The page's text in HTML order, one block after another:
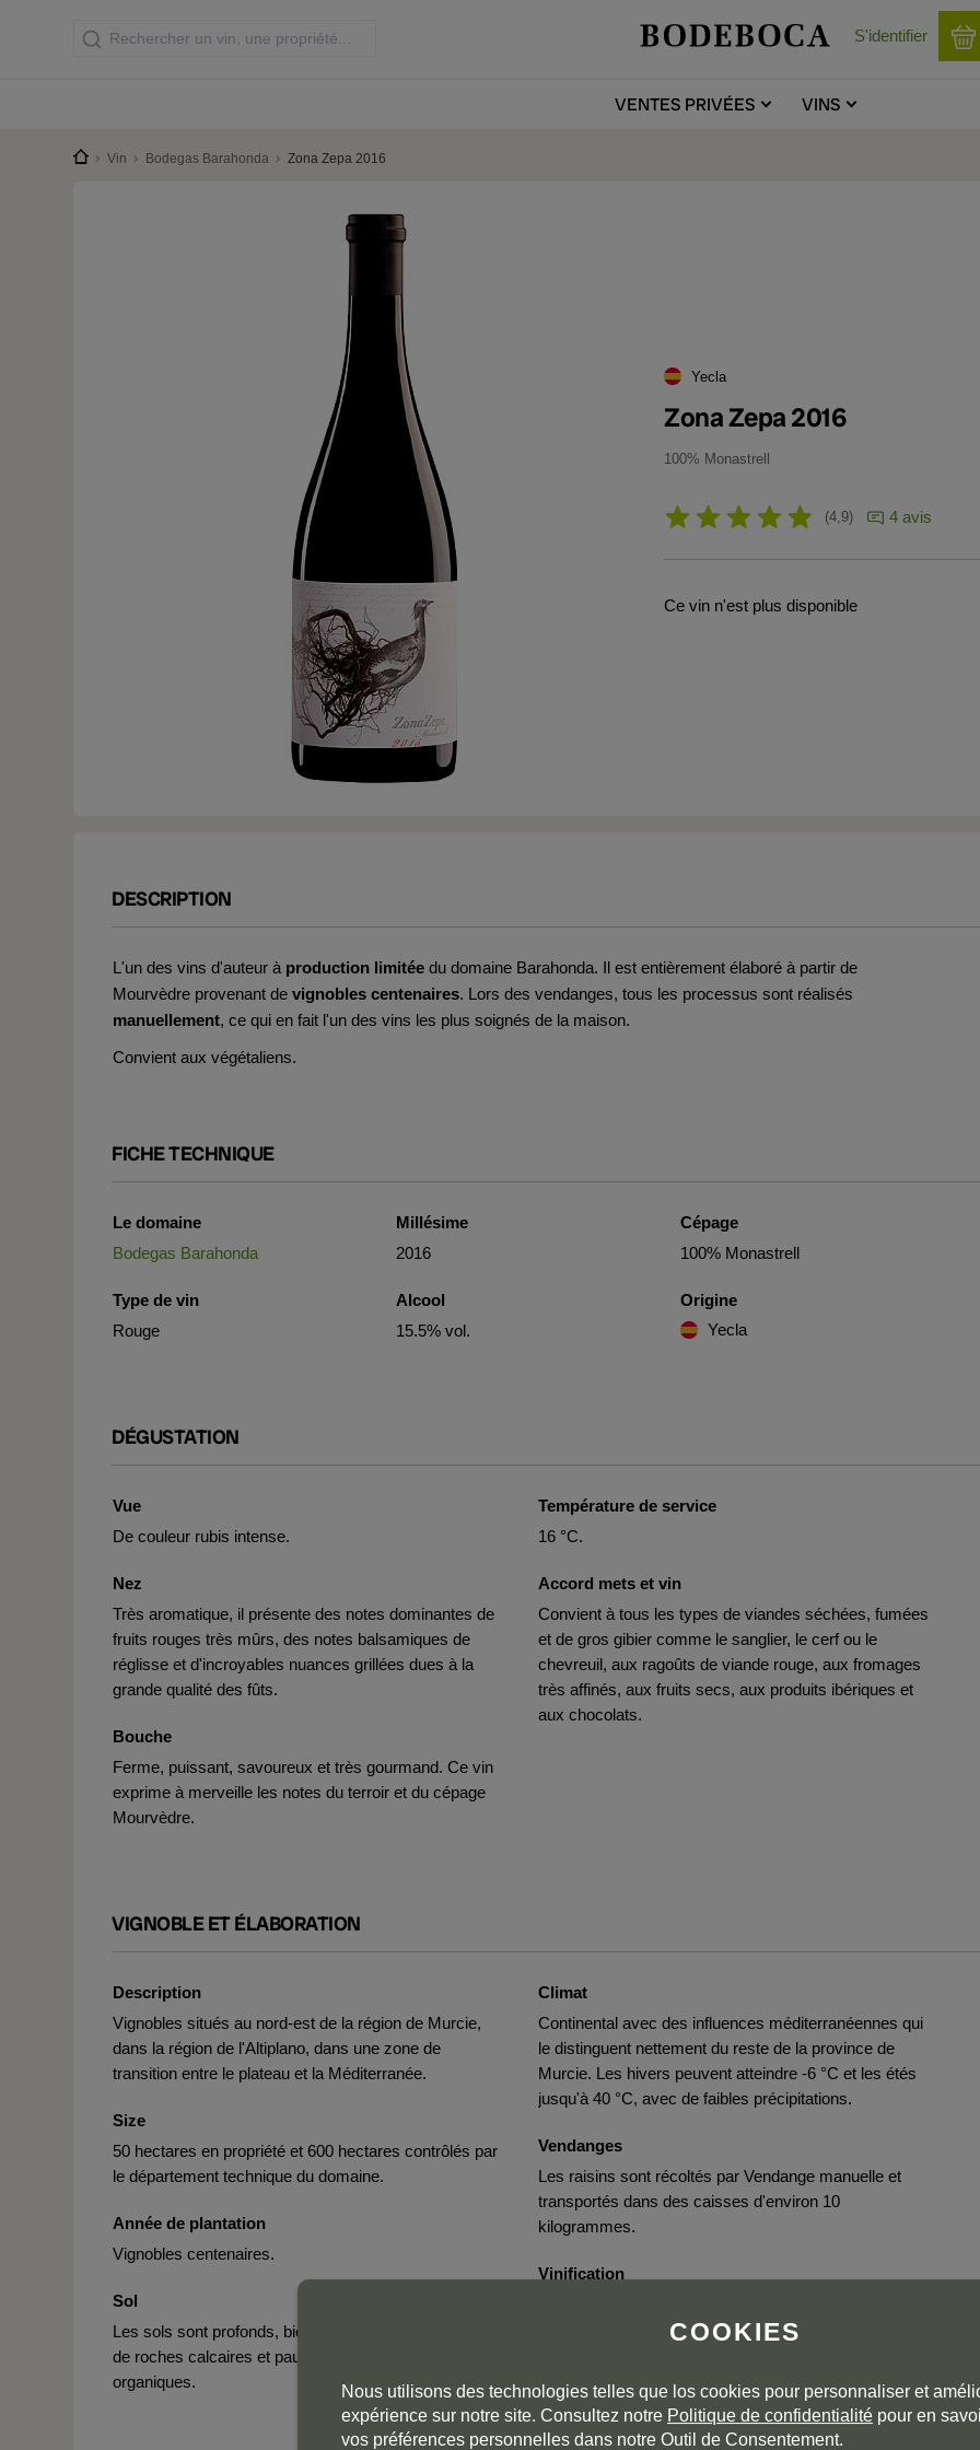
S'identifier
VENTES PRIVÉES VINS
Vin Bodegas Barahonda Zona Zepa 2016
Yecla
Zona Zepa 2016
100% Monastrell
4,9 4 avis
Ce vin n'est plus disponible
DESCRIPTION
L'un des vins d'auteur à production limitée du domaine Barahonda. Il est entièrement élaboré à partir de
Mourvèdre provenant de vignobles centenaires. Lors des vendanges, tous les processus sont réalisés
manuellement, ce qui en fait l'un des vins les plus soignés de la maison.
Convient aux végétaliens.
FICHE TECHNIQUE
Le domaine
Bodegas Barahonda
Type de vin
Rouge
Millésime
2016
Alcool
15.5% vol.
Cépage
100% Monastrell
Origine
Yecla
DÉGUSTATION
Vue
De couleur rubis intense.
Nez
Très aromatique, il présente des notes dominantes de
fruits rouges très mûrs, des notes balsamiques de
réglisse et d'incroyables nuances grillées dues à la
grande qualité des fûts.
Bouche
Ferme, puissant, savoureux et très gourmand. Ce vin
exprime à merveille les notes du terroir et du cépage
Mourvèdre.
Température de service
16 °C.
Accord mets et vin
Convient à tous les types de viandes séchées, fumées
et de gros gibier comme le sanglier, le cerf ou le
chevreuil, aux ragoûts de viande rouge, aux fromages
très affinés, aux fruits secs, aux produits ibériques et
aux chocolats.
VIGNOBLE ET ÉLABORATION
Description
Vignobles situés au nord-est de la région de Murcie,
dans la région de l'Altiplano, dans une zone de
transition entre le plateau et la Méditerranée.
Size
50 hectares en propriété et 600 hectares contrôlés par
le département technique du domaine.
Année de plantation
Vignobles centenaires.
Sol
Les sols sont profonds, bien perméables, constitués
de roches calcaires et pauvres en matières
organiques.
Climat
Continental avec des influences méditerranéennes qui
le distinguent nettement du reste de la province de
Murcie. Les hivers peuvent atteindre -6 °C et les étés
jusqu'à 40 °C, avec de faibles précipitations.
Vendanges
Les raisins sont récoltés par Vendange manuelle et
transportés dans des caisses d'environ 10
kilogrammes.
Vinification
une table de sélection, soumis à l'égrappage, puis
vin est transféré en fûts, où il subit la fermentation
malolactique.
COOKIES
Nous utilisons des technologies telles que los cookies pour personnaliser et
expérience sur notre site. Consultez notre Politique de confidentialité pour en
vos préférences personnelles dans notre Outil de Consentement.